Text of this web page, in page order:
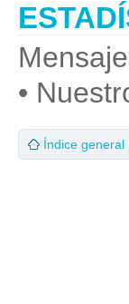
•
Índice general